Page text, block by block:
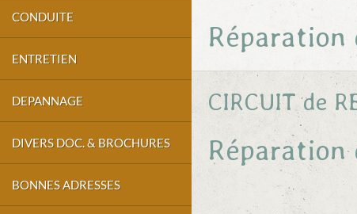
CONDUITE
ENTRETIEN
DEPANNAGE
DIVERS DOC. & BROCHURES
BONNES ADRESSES
CIRCUIT de